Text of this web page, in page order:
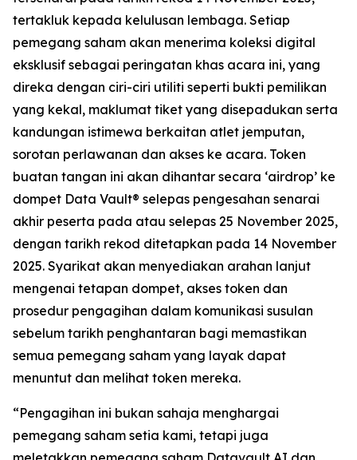
tertakluk kepada kelulusan lembaga. Setiap
pemegang saham akan menerima koleksi digital
eksklusif sebagai peringatan khas acara ini, yang
direka dengan ciri-ciri utiliti seperti bukti pemilikan
yang kekal, maklumat tiket yang disepadukan serta
kandungan istimewa berkaitan atlet jemputan,
sorotan perlawanan dan akses ke acara. Token
buatan tangan ini akan dihantar secara ‘airdrop’ ke
dompet Data Vault® selepas pengesahan senarai
akhir peserta pada atau selepas 25 November 2025,
dengan tarikh rekod ditetapkan pada 14 November
2025. Syarikat akan menyediakan arahan lanjut
mengenai tetapan dompet, akses token dan
prosedur pengagihan dalam komunikasi susulan
sebelum tarikh penghantaran bagi memastikan
semua pemegang saham yang layak dapat
menuntut dan melihat token mereka.
“Pengagihan ini bukan sahaja menghargai
pemegang saham setia kami, tetapi juga